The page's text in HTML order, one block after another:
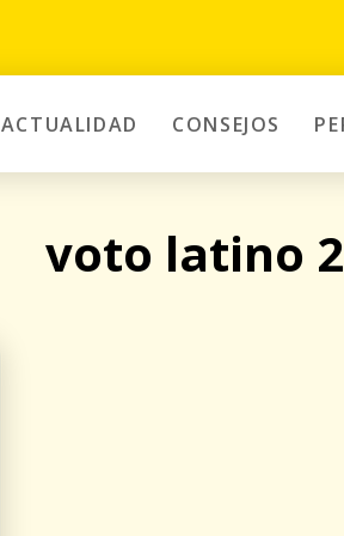
ACTUALIDAD CONSEJOS
voto latino